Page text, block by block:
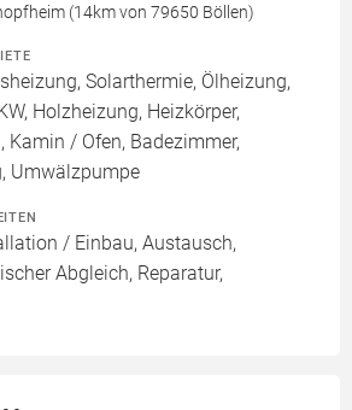
(14km von 79650 Böllen)
Solarthermie, Ölheizung,
Holzheizung, Heizkörper,
Kamin / Ofen, Badezimmer,
Umwälzpumpe
/ Einbau, Austausch,
Abgleich, Reparatur,